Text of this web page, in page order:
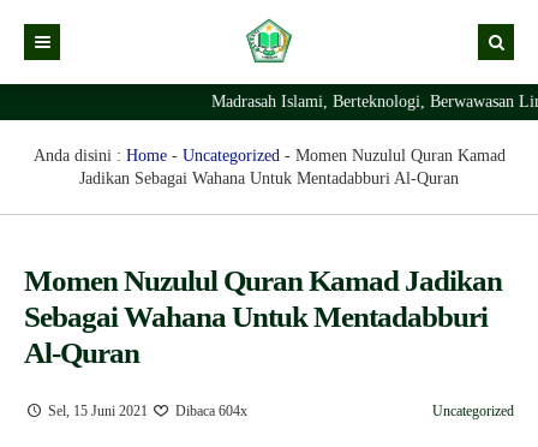
Kabar Madrasah
Profil Madrasah
Ekstrakurikuler Madrasah
Prestasi Madrasah
KURIKULUM
Struktur Organisasi Madrasah
Madrasah Islami, Berteknologi, Berwawasan
Anda disini : Home- Uncategorized- Momen Nuzulul Quran Kamad
Jadikan Sebagai Wahana Untuk Mentadabburi Al-Quran
Momen Nuzulul Quran Kamad Jadikan
Sebagai Wahana Untuk Mentadabburi
Al-Quran
Sel, 15 Juni 2021 Dibaca 604x Uncategorized